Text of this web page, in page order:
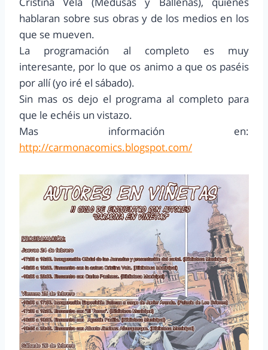
hablaran sobre sus obras y de los medios en los
que se mueven.
La programación al completo es muy
interesante, por lo que os animo a que os paséis
por allí (yo iré el sábado).
Sin mas os dejo el programa al completo para
que le echéis un vistazo.
Mas información en:
http://carmonacomics.blogspot.com/